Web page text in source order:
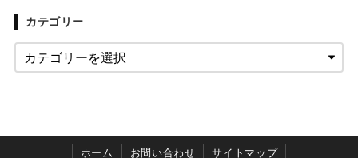
カテゴリー
ホーム お問い合わせ サイトマップ